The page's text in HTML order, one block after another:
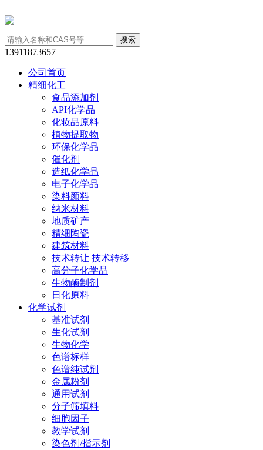
13911873657
公司首页
精细化工
食品添加剂
API化学品
化妆品原料
植物提取物
环保化学品
催化剂
造纸化学品
电子化学品
染料颜料
纳米材料
地质矿产
精细陶瓷
建筑材料
技术转让 技术转移
高分子化学品
生物酶制剂
日化原料
化学试剂
基准试剂
生化试剂
生物化学
色谱标样
色谱纯试剂
金属粉剂
通用试剂
分子筛填料
细胞因子
教学试剂
染色剂/指示剂